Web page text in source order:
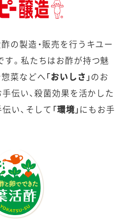
の製造・販売を行うキユー
す。私たちはお酢が持つ魅
菜などへ 「おいしさ」 のお
手伝い、殺菌効果を活かした
い、そして 「環境」 にもお手